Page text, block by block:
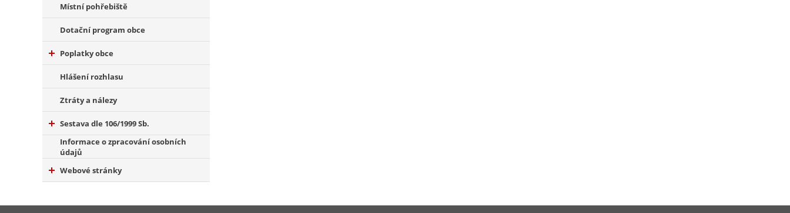
Místní pohřebiště
Dotační program obce
Poplatky obce
Hlášení rozhlasu
Ztráty a nálezy
Sestava dle 106/1999 Sb.
Informace o zpracování osobních
údajů
Webové stránky